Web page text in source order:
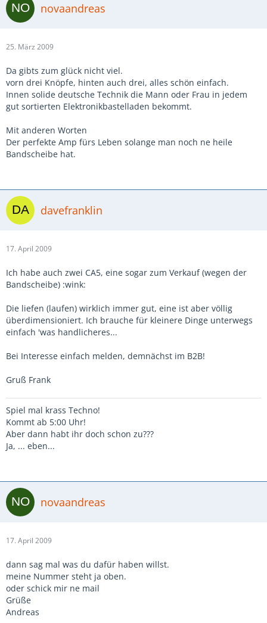
novaandreas
25. März 2009
Da gibts zum glück nicht viel.
vorn drei Knöpfe, hinten auch drei, alles schön einfach.
Innen solide deutsche Technik die Mann oder Frau in jedem
gut sortierten Elektronikbastelladen bekommt.
Mit anderen Worten
Der perfekte Amp fürs Leben solange man noch ne heile
Bandscheibe hat.
davefranklin
17. April 2009
Ich habe auch zwei CA5, eine sogar zum Verkauf (wegen der
Bandscheibe) :wink:
Die liefen (laufen) wirklich immer gut, eine ist aber völlig
überdimensioniert. Ich brauche für kleinere Dinge unterwegs
einfach 'was handlicheres...
Bei Interesse einfach melden, demnächst im B2B!
Gruß Frank
Spiel mal krass Techno!
Kommt ab 5:00 Uhr!
Aber dann habt ihr doch schon zu???
Ja, ... eben...
novaandreas
17. April 2009
dann sag mal was du dafür haben willst.
meine Nummer steht ja oben.
oder schick mir ne mail
Grüße
Andreas